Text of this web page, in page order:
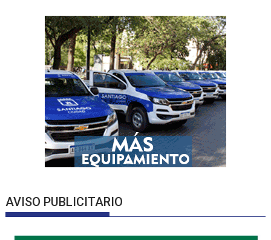
AVISO PUBLICITARIO